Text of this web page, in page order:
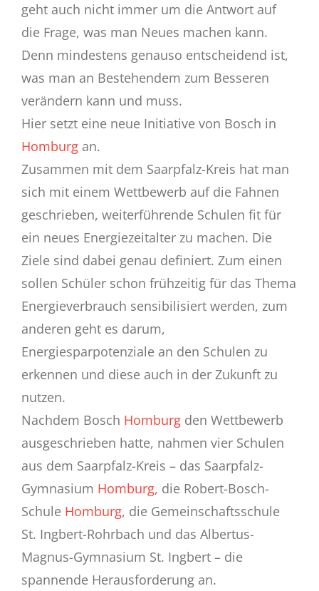
geht auch nicht immer um die Antwort auf
die Frage, was man Neues machen kann.
Denn mindestens genauso entscheidend ist,
was man an Bestehendem zum Besseren
verändern kann und muss.
Hier setzt eine neue Initiative von Bosch in
Homburg an.
Zusammen mit dem Saarpfalz-Kreis hat man
sich mit einem Wettbewerb auf die Fahnen
geschrieben, weiterführende Schulen fit für
ein neues Energiezeitalter zu machen. Die
Ziele sind dabei genau definiert. Zum einen
sollen Schüler schon frühzeitig für das Thema
Energieverbrauch sensibilisiert werden, zum
anderen geht es darum,
Energiesparpotenziale an den Schulen zu
erkennen und diese auch in der Zukunft zu
nutzen.
Nachdem Bosch Homburg den Wettbewerb
ausgeschrieben hatte, nahmen vier Schulen
aus dem Saarpfalz-Kreis – das Saarpfalz-
Gymnasium Homburg, die Robert-Bosch-
Schule Homburg, die Gemeinschaftsschule
St. Ingbert-Rohrbach und das Albertus-
Magnus-Gymnasium St. Ingbert – die
spannende Herausforderung an.